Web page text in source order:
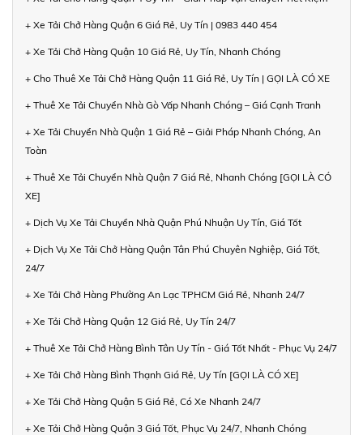
+ Xe Tải Chở Hàng Quận 6 Giá Rẻ, Uy Tín | 0983 440 454
+ Xe Tải Chở Hàng Quận 10 Giá Rẻ, Uy Tín, Nhanh Chóng
+ Cho Thuê Xe Tải Chở Hàng Quận 11 Giá Rẻ, Uy Tín | GỌI LÀ CÓ XE
+ Thuê Xe Tải Chuyển Nhà Gò Vấp Nhanh Chóng – Giá Cạnh Tranh
+ Xe Tải Chuyển Nhà Quận 1 Giá Rẻ – Giải Pháp Nhanh Chóng, An
Toàn
+ Thuê Xe Tải Chuyển Nhà Quận 7 Giá Rẻ, Nhanh Chóng [GỌI LÀ CÓ
XE]
+ Dịch Vụ Xe Tải Chuyển Nhà Quận Phú Nhuận Uy Tín, Giá Tốt
+ Dịch Vụ Xe Tải Chở Hàng Quận Tân Phú Chuyên Nghiệp, Giá Tốt,
24/7
+ Xe Tải Chở Hàng Phường An Lạc TPHCM Giá Rẻ, Nhanh 24/7
+ Xe Tải Chở Hàng Quận 12 Giá Rẻ, Uy Tín 24/7
+ Thuê Xe Tải Chở Hàng Bình Tân Uy Tín - Giá Tốt Nhất - Phục Vụ 24/7
+ Xe Tải Chở Hàng Bình Thạnh Giá Rẻ, Uy Tín [GỌI LÀ CÓ XE]
+ Xe Tải Chở Hàng Quận 5 Giá Rẻ, Có Xe Nhanh 24/7
+ Xe Tải Chở Hàng Quận 3 Giá Tốt, Phục Vụ 24/7, Nhanh Chóng